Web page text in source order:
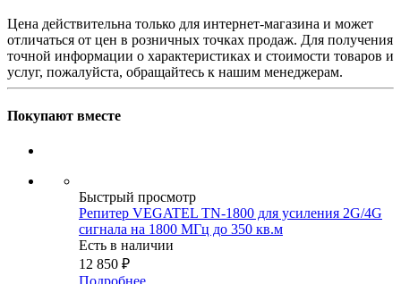
Цена действительна только для интернет-магазина и может
отличаться от цен в розничных точках продаж. Для получения
точной информации о характеристиках и стоимости товаров и
услуг, пожалуйста, обращайтесь к нашим менеджерам.
Покупают вместе
Быстрый просмотр
Репитер VEGATEL TN-1800 для усиления 2G/4G
сигнала на 1800 МГц до 350 кв.м
Есть в наличии
12 850 ₽